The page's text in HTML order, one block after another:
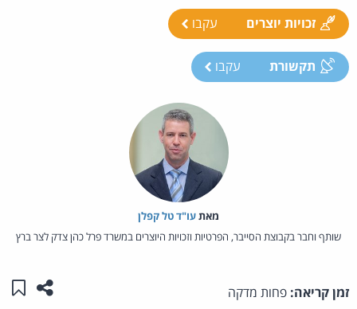
זכויות יוצרים עקבו
תקשורת עקבו
מאת‏עו"ד טל קפלן
שותף וחבר בקבוצת הסייבר, הפרטיות וזכויות היוצרים במשרד פרל כהן צדק לצר ברץ
זמן קריאה: פחות מדקה שתפו